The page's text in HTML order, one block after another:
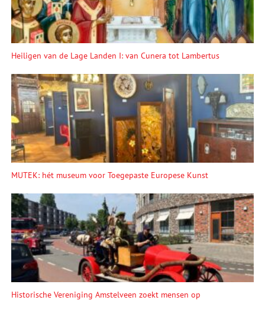
Heiligen van de Lage Landen I: van Cunera tot Lambertus
MUTEK: hét museum voor Toegepaste Europese Kunst
Historische Vereniging Amstelveen zoekt mensen op